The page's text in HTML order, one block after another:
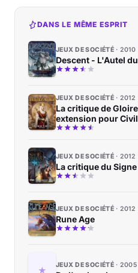
DANS LE MÊME ESPRIT
JEUX DE SOCIÉTÉ 2010
Descent - L'Autel
JEUX DE SOCIÉTÉ 2012
La critique de
extension pour
JEUX DE SOCIÉTÉ 2012
La critique du
JEUX DE SOCIÉTÉ 2012
Rune Age
JEUX DE SOCIÉTÉ 2005